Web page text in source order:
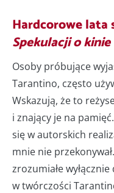
Hardcorowe lata
Spekulacji o kinie
Osoby próbujące
Tarantino, często
Wskazują, że to
i znający je na
się w autorskich
mnie nie
zrozumiałe
w twórczości